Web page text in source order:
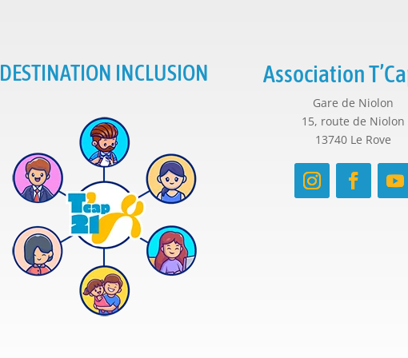
DESTINATION INCLUSION Association
Gare de Niolon
15, route de Niolon
13740 Le Rove